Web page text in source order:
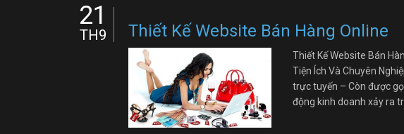
Thiết Kế Website Bán Hàng Online
21
TH9
Thiết Kế Website Bán
Tiện Ích Và Chuyên
trực tuyến – Còn được
động kinh doanh xảy ra